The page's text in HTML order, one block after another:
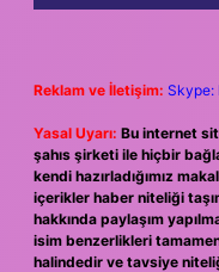
Reklam ve İletişim: Skype:
Yasal Uyarı: Bu internet
şahıs şirketi ile hiçbir
kendi hazırladığımız
içerikler haber niteliği
hakkında paylaşım
isim benzerlikleri
halindedir ve tavsiye